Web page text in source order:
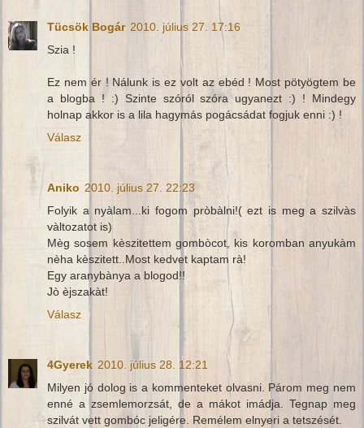
Tücsök Bogár 2010. július 27. 17:16
Szia !
Ez nem ér ! Nálunk is ez volt az ebéd ! Most pötyögtem be
a blogba ! :) Szinte szóról szóra ugyanezt :) ! Mindegy
holnap akkor is a lila hagymás pogácsádat fogjuk enni :) !
Válasz
Aniko 2010. július 27. 22:23
Folyik a nyàlam...ki fogom pròbàlni!( ezt is meg a szilvàs
vàltozatot is)
Mèg sosem kèszitettem gombòcot, kis koromban anyukàm
nèha kèszitett..Most kedvet kaptam rà!
Egy aranybànya a blogod!!
Jò èjszakàt!
Válasz
4Gyerek 2010. július 28. 12:21
Milyen jó dolog is a kommenteket olvasni. Párom meg nem
enné a zsemlemorzsát, de a mákot imádja. Tegnap meg
szilvát vett gombóc jeligére. Remélem elnyeri a tetszését.